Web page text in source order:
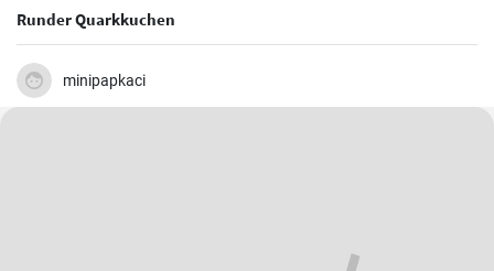
Runder Quarkkuchen
minipapkaci